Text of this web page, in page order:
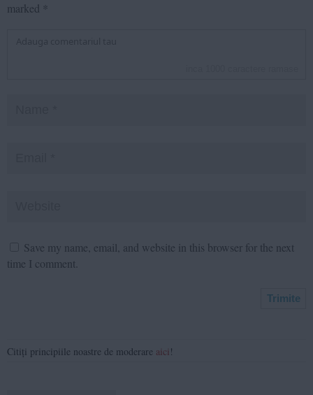
marked *
Save my name, email, and website in this browser for the next
time I comment.
Citiți principiile noastre de moderare aici!